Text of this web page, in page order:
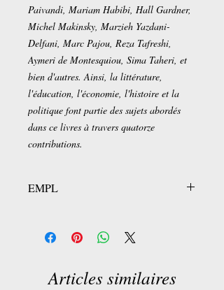
Paivandi, Mariam Habibi, Hall Gardner,
Michel Makinsky, Marzieh Yazdani-
Delfani, Marc Pajou, Reza Tafreshi,
Aymeri de Montesquiou, Sima Taheri, et
bien d'autres. Ainsi, la littérature,
l'éducation, l'économie, l'histoire et la
politique font partie des sujets abordés
dans ce livres à travers quatorze
contributions.
EMPL
Articles similaires